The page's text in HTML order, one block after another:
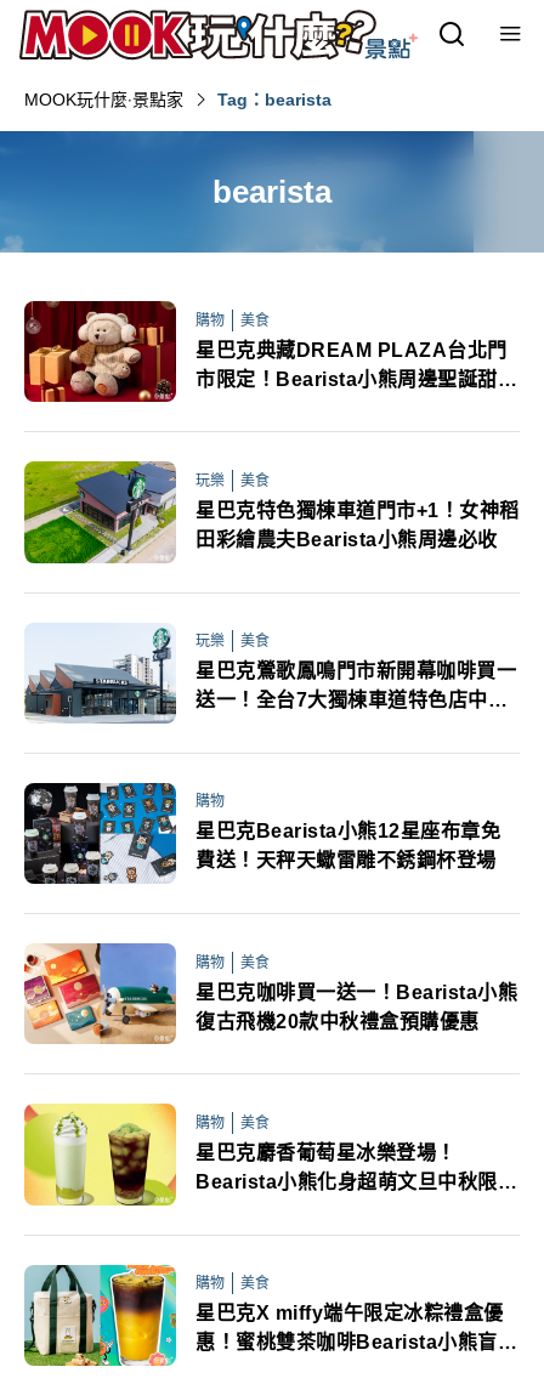
MOOK玩什麼‧景點家 Tag：bearista
bearista
購物 美食
星巴克典藏DREAM PLAZA台北門
市限定！Bearista小熊周邊聖誕甜點
玩樂 美食
星巴克特色獨棟車道門市+1！女神稻
田彩繪農夫Bearista小熊周邊必收
玩樂 美食
星巴克鶯歌鳳鳴門市新開幕咖啡買一
送一！全台7大獨棟車道特色店中秋
購物
星巴克Bearista小熊12星座布章免
費送！天秤天蠍雷雕不銹鋼杯登場
購物 美食
星巴克咖啡買一送一！Bearista小熊
復古飛機20款中秋禮盒預購優惠
購物 美食
星巴克麝香葡萄星冰樂登場！
Bearista小熊化身超萌文旦中秋限定
購物 美食
星巴克X miffy端午限定冰粽禮盒優
惠！蜜桃雙茶咖啡Bearista小熊盲盒